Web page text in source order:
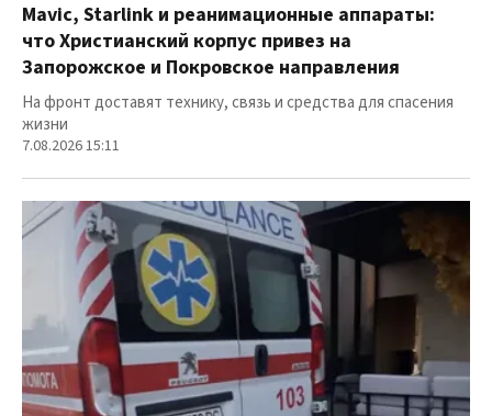
Mavic, Starlink и реанимационные аппараты:
что Христианский корпус привез на
Запорожское и Покровское направления
На фронт доставят технику, связь и средства для спасения
жизни
7.08.2026 15:11